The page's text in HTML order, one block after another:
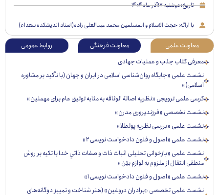
تاریخ:دوشنبه ۱۷آذر ماه ۱۴۰۴
با ارائه: حجت الاسلام و المسلمین محمد عبدالعلی زاده(استاد اندیشکده سعداء)
علمی معاونت فرهنگی
روابط عمومی
کتاب جذب و عملیات جهادی
علمی «جایگاه روان‌شناسی اسلامی در ایران و جهان (با تأکید بر مشاوره
علمی ترویجی «نظریه اصالة الوثاقه به مثابه توثیق عام برای مهملین»
تخصصی «فرزندپروری مدرن»
علمی «بررسی نظریه پولطلا»
علمی «اصول و فنون دادخواست نویسی ۲»
علمی «بازخوانی تحليلی اثبات ذات و صفات ذاتي خدا با تكيه بر روش
انتقال از ملزوم به لوازم بيّن»
علمی «اصول و فنون دادخواست نویسی ۱»
علمی تخصصی «برادران دروغین» (هنر شناخت و تمییز دوگانه‌های